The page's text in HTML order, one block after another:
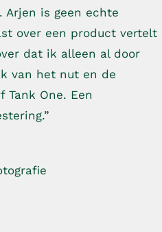
Arjen is geen echte
over een product vertelt
dat ik alleen al door
van het nut en de
Tank One. Een